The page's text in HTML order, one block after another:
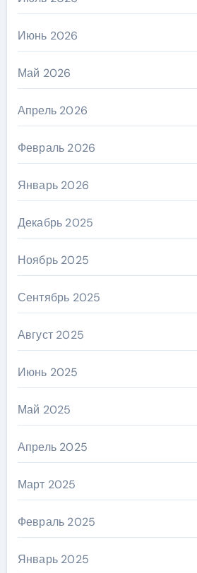
Июнь 2026
Май 2026
Апрель 2026
Февраль 2026
Январь 2026
Декабрь 2025
Ноябрь 2025
Сентябрь 2025
Август 2025
Июнь 2025
Май 2025
Апрель 2025
Март 2025
Февраль 2025
Январь 2025